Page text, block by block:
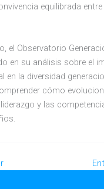
equilibrada
el Observatorio
en su análisis sobre el
en la diversidad
cómo
y las